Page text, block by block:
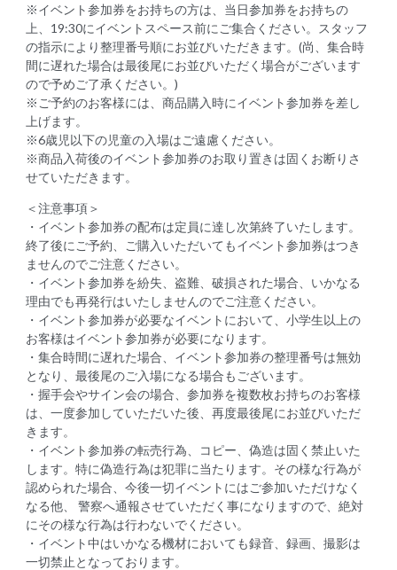
※イベント参加券をお持ちの方は、当日参加券をお持ちの
上、19:30にイベントスペース前にご集合ください。スタッフ
の指示により整理番号順にお並びいただきます。(尚、集合時
間に遅れた場合は最後尾にお並びいただく場合がございます
ので予めご了承ください。)
※ご予約のお客様には、商品購入時にイベント参加券を差し
上げます。
※6歳児以下の児童の入場はご遠慮ください。
※商品入荷後のイベント参加券のお取り置きは固くお断りさ
せていただきます。
＜注意事項＞
・イベント参加券の配布は定員に達し次第終了いたします。
終了後にご予約、ご購入いただいてもイベント参加券はつき
ませんのでご注意ください。
・イベント参加券を紛失、盗難、破損された場合、いかなる
理由でも再発行はいたしませんのでご注意ください。
・イベント参加券が必要なイベントにおいて、小学生以上の
お客様はイベント参加券が必要になります。
・集合時間に遅れた場合、イベント参加券の整理番号は無効
となり、最後尾のご入場になる場合もございます。
・握手会やサイン会の場合、参加券を複数枚お持ちのお客様
は、一度参加していただいた後、再度最後尾にお並びいただ
きます。
・イベント参加券の転売行為、コピー、偽造は固く禁止いた
します。特に偽造行為は犯罪に当たります。その様な行為が
認められた場合、今後一切イベントにはご参加いただけなく
なる他、 警察へ通報させていただく事になりますので、絶対
にその様な行為は行わないでください。
・イベント中はいかなる機材においても録音、録画、撮影は
一切禁止となっております。